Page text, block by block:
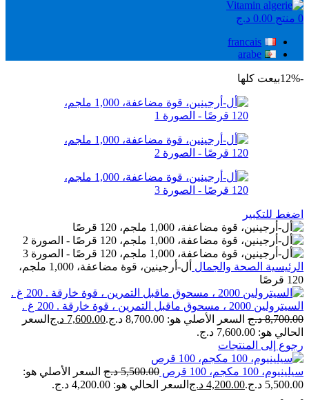
0 منتج 0.00 د.ج
francais
arabe
-12% بيعت كلها
اضغط للتكبير
الرئيسية الصحة والجمال
أل-أرجينين، قوة مضاعفة، 1,000 ملجم،
120 قرصًا
السيترولين 2000 ، مسحوق ماقبل التمرين ، قوة خارقة . 200 غ .
8,700.00 د.ج السعر الأصلي هو: 8,700.00 د.ج. 7,600.00 د.ج السعر
الحالي هو: 7,600.00 د.ج.
رجوع إلى المنتجات
سيلينيوم، 100 مكجم، 100 قرص 5,500.00 د.ج السعر الأصلي هو:
5,500.00 د.ج.
4,200.00 د.ج السعر الحالي هو: 4,200.00 د.ج.